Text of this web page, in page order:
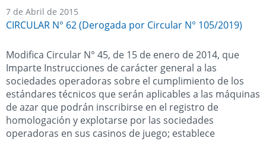
7 de Abril de 2015
CIRCULAR N° 62 (Derogada por Circular N° 105/2019)
Modifica Circular N° 45, de 15 de enero de 2014, que
Imparte Instrucciones de carácter general a las
sociedades operadoras sobre el cumplimiento de los
estándares técnicos que serán aplicables a las máquinas
de azar que podrán inscribirse en el registro de
homologación y explotarse por las sociedades
operadoras en sus casinos de juego; establece